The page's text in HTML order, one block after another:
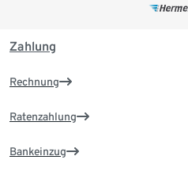
Zahlung
Rechnung
Ratenzahlung
Bankeinzug